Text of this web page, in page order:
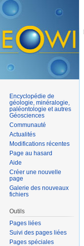
Encyclopédie de
géologie, minéralogie,
paléontologie et autres
Géosciences
Communauté
Actualités
Modifications récentes
Page au hasard
Aide
Créer une nouvelle
page
Galerie des nouveaux
fichiers
Outils
Pages liées
Suivi des pages liées
Pages spéciales